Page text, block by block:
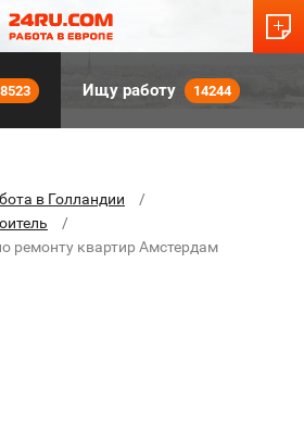
Ищу работу 14244
в Голландии
ремонту квартир Амстердам